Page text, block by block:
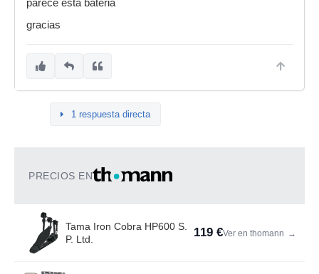
parece esta bateria
gracias
1 respuesta directa
PRECIOS EN
Tama Iron Cobra HP600 S.
P. Ltd.
119 €Ver en thomann →